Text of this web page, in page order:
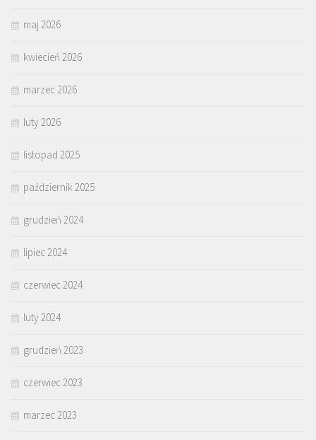
maj 2026
kwiecień 2026
marzec 2026
luty 2026
listopad 2025
październik 2025
grudzień 2024
lipiec 2024
czerwiec 2024
luty 2024
grudzień 2023
czerwiec 2023
marzec 2023